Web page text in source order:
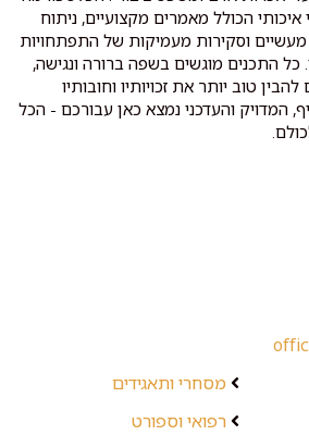
הכולל מאמרים מקצועיים, ניתוח
מעשיים וסקירות מעמיקות של התפתחויות
התכנים מוגשים בשפה ברורה ונגישה,
טוב יותר את זכויותיו וחובותיו
המדויק והעדכני נמצא כאן עבורכם - הכל
מסחרי ותאגידים
רפואי וספורט